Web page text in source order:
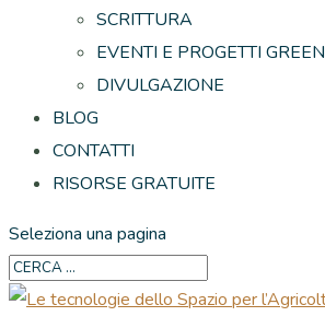
SCRITTURA
EVENTI E PROGETTI GREEN
DIVULGAZIONE
BLOG
CONTATTI
RISORSE GRATUITE
Seleziona una pagina